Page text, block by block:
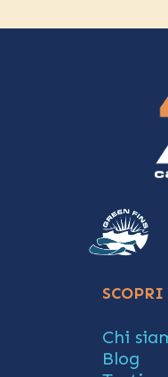
SCOPRI
Chi
Blog